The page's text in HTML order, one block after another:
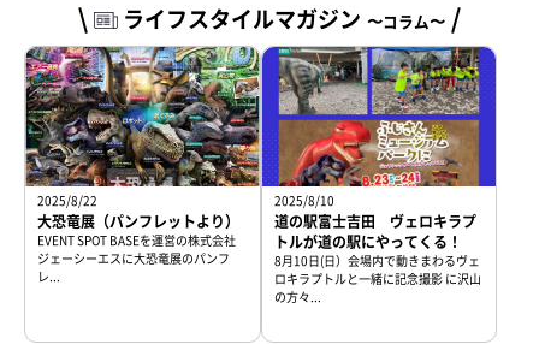
ライフスタイルマガジン 〜コラム〜
2025/8/22
大恐竜展（パンフレットより）
EVENT SPOT BASEを運営の株式会社
ジェーシーエスに大恐竜展のパンフ
レ...
2025/8/10
道の駅富士吉田 ヴェロキラプ
トルが道の駅にやってくる！
8月10日(日）会場内で動きまわるヴェ
ロキラプトルと一緒に記念撮影 に沢山
の方々...